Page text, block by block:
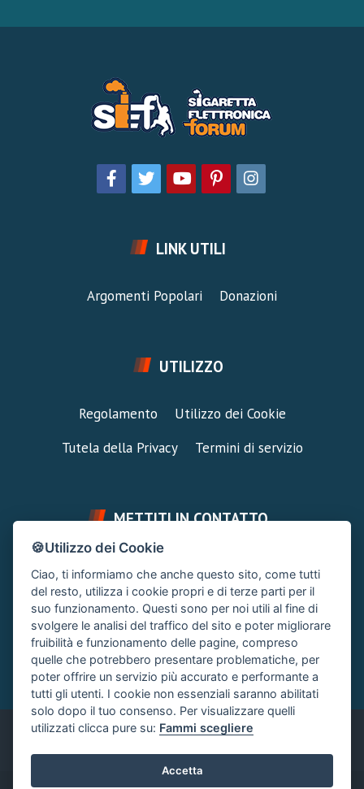
LINK UTILI
Argomenti Popolari Donazioni
UTILIZZO
Regolamento
Utilizzo dei Cookie
Tutela della Privacy
Termini di servizio
METTITI IN CONTATTO
FAI UNA DOMANDA
Chiedi un Consiglio
Area Ticket
CONTATTA L'AMMINISTRAZIONE
Clicca quì
Italiano
🍪Utilizzo dei Cookie
Ciao, ti informiamo che anche questo sito, come tutti
del resto, utilizza i cookie propri e di terze parti per il
suo funzionamento. Questi sono per noi utili al fine di
svolgere le analisi del traffico del sito e poter migliorare
fruibilità e funzionamento delle pagine, compreso
quelle che potrebbero presentare problematiche, per
poter offrire un servizio più accurato e performante a
tutti gli utenti. I cookie non essenziali saranno abilitati
solo dopo il tuo consenso. Per visualizzare quelli
utilizzati clicca pure su: Fammi scegliere
Accetta